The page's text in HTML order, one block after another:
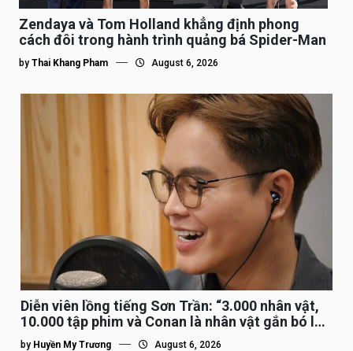
Zendaya và Tom Holland khẳng định phong
cách đôi trong hành trình quảng bá Spider-Man
by Thai Khang Pham August 6, 2026
Diễn viên lồng tiếng Sơn Trần: “3.000 nhân vật,
10.000 tập phim và Conan là nhân vật gắn bó lâu
nhất”
by Huyền My Trương August 6, 2026